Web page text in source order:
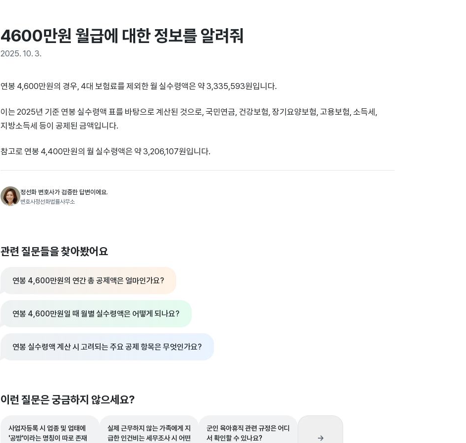
4600만원 월급에 대한 정보를 알려줘
2025. 10. 3.
연봉 4,600만원의 경우, 4대 보험료를 제외한 월 실수령액은 약 3,335,593원입니다.
이는 2025년 기준 연봉 실수령액 표를 바탕으로 계산된 것으로, 국민연금, 건강보험, 장기요양보험, 고용보험, 소득세,
지방소득세 등이 공제된 금액입니다.
참고로 연봉 4,400만원의 월 실수령액은 약 3,206,107원입니다.
정선화 변호사가 검증한 답변이에요.
변호사정선화법률사무소
관련 질문들을 찾아봤어요
연봉 4,600만원의 연간 총 공제액은 얼마인가요?
연봉 4,600만원일 때 월별 실수령액은 어떻게 되나요?
연봉 실수령액 계산 시 고려되는 주요 공제 항목은 무엇인가요?
이런 질문은 궁금하지 않으세요?
사업자등록 시 업종 및 업태에
'공방'이라는 명칭이 따로 존재
실제 근무하지 않는 가족에게 지
급한 인건비는 세무조사 시 어떤
군인 육아휴직 관련 규정은 어디
서 확인할 수 있나요?
→